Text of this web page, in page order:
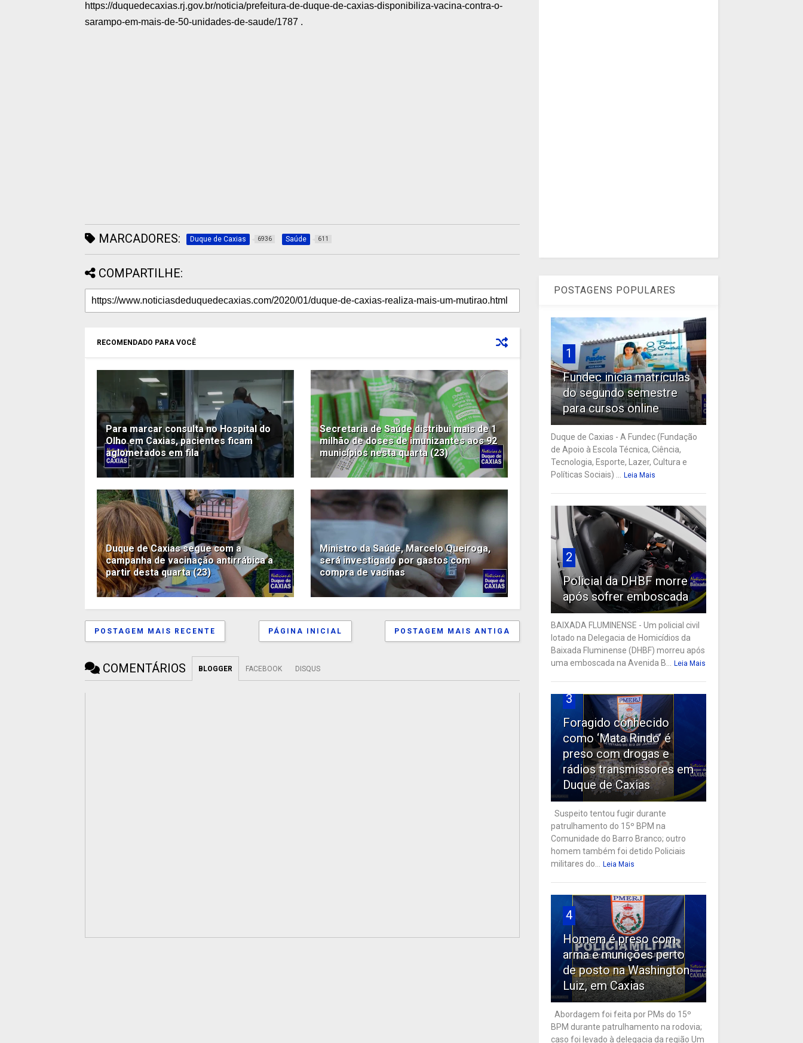
https://duquedecaxias.rj.gov.br/noticia/prefeitura-de-duque-de-caxias-disponibiliza-vacina-contra-o-
sarampo-em-mais-de-50-unidades-de-saude/1787 .
MARCADORES: Duque de Caxias 6936 Saúde 611
COMPARTILHE:
RECOMENDADO PARA VOCÊ
Para marcar consulta no Hospital do
Olho em Caxias, pacientes ficam
aglomerados em fila
Secretaria de Saúde distribui mais de 1
milhão de doses de imunizantes aos 92
municípios nesta quarta (23)
Duque de Caxias segue com a
campanha de vacinação antirrábica a
partir desta quarta (23)
Ministro da Saúde, Marcelo Queiroga,
será investigado por gastos com
compra de vacinas
POSTAGEM MAIS RECENTE POSTAGEM MAIS ANTIGA
PÁGINA INICIAL
COMENTÁRIOS BLOGGER FACEBOOK DISQUS
POSTAGENS POPULARES
1
Fundec inicia matrículas
do segundo semestre
para cursos online
Duque de Caxias - A Fundec (Fundação
de Apoio à Escola Técnica, Ciência,
Tecnologia, Esporte, Lazer, Cultura e
Políticas Sociais) ...
Leia Mais
2
Policial da DHBF morre
após sofrer emboscada
BAIXADA FLUMINENSE - Um policial civil
lotado na Delegacia de Homicídios da
Baixada Fluminense (DHBF) morreu após
uma emboscada na Avenida B...
Leia Mais
3
Foragido conhecido
como ‘Mata Rindo’ é
preso com drogas e
rádios transmissores em
Duque de Caxias
Suspeito tentou fugir durante
patrulhamento do 15º BPM na
Comunidade do Barro Branco; outro
homem também foi detido Policiais
militares do...
Leia Mais
4
Homem é preso com
arma e munições perto
de posto na Washington
Luiz, em Caxias
Abordagem foi feita por PMs do 15º
BPM durante patrulhamento na rodovia;
caso foi levado à delegacia da região Um